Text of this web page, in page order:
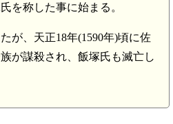
を称した事に始まる。
が、天正18年(1590年)頃に佐
が謀殺され、飯塚氏も滅亡し